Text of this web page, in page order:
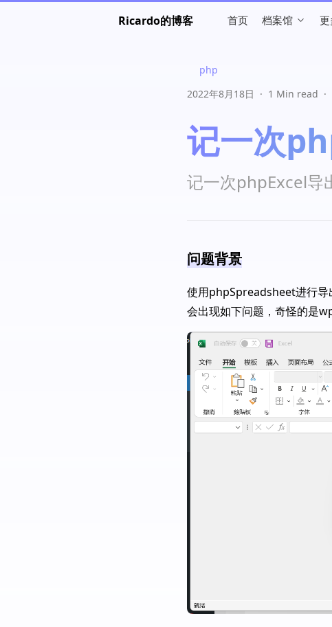
Ricardo的博客 首页 档案馆
php
2022年8月18日 · 1 Min read ·
记一次
记一次phpExcel导
问题背景
使用phpSpreadsheet进行导
会出现如下问题，奇怪的是